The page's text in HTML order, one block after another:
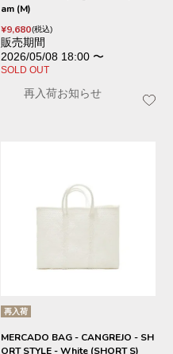
am (M)
¥9,680 税込
販売期間
2026/05/08 18:00 〜
SOLD OUT
再入荷お知らせ
再入荷
MERCADO BAG - CANGREJO - SH
ORT STYLE - White (SHORT S)